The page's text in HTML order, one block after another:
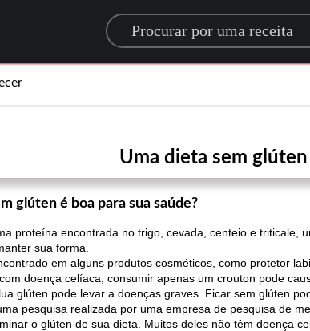
Search for a recipe
Uma dieta sem
glúten é boa para sua saúde?
proteína encontrada no trigo, cevada, centeio e triticale,
sua forma.
em alguns produtos cosméticos, como protetor
doença celíaca, consumir apenas um crouton pode
glúten pode levar a doenças graves. Ficar sem glúten
pesquisa realizada por uma empresa de pesquisa de
o glúten de sua dieta. Muitos deles não têm doença